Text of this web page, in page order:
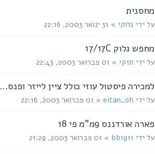
מחסנית
על ידי גלוקי » 31 ינואר 2003, 22:16
מחפש גלוק 17/17C
על ידי חזקי » 01 פברואר 2003, 22:43
למכירה פיסטול עוזי כולל ציין לייזר ופנס...
על ידי eitan_oh » 01 פברואר 2003, 22:16
פארה אורדננס 9מ"מ פי 18
על ידי bb1911 » 01 פברואר 2003, 21:29